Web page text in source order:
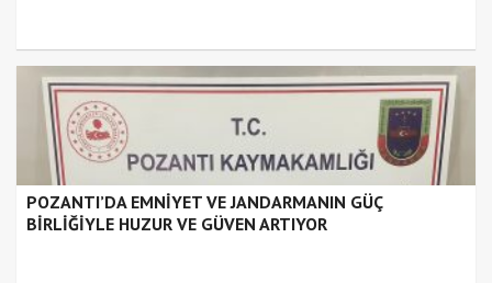
POZANTI’DA EMNİYET VE JANDARMANIN GÜÇ
BİRLİĞİYLE HUZUR VE GÜVEN ARTIYOR